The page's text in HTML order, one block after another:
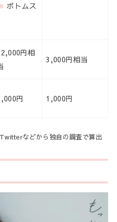
ボトムス
円相
3,000円相当
円 1,000円
などから独自の調査で算出